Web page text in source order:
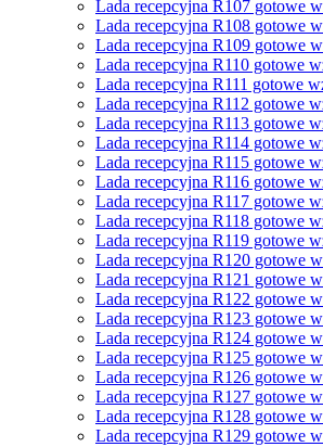
Lada recepcyjna R107 gotowe
Lada recepcyjna R108 gotowe
Lada recepcyjna R109 gotowe
Lada recepcyjna R110 gotowe
Lada recepcyjna R111 gotowe
Lada recepcyjna R112 gotowe
Lada recepcyjna R113 gotowe
Lada recepcyjna R114 gotowe
Lada recepcyjna R115 gotowe
Lada recepcyjna R116 gotowe
Lada recepcyjna R117 gotowe
Lada recepcyjna R118 gotowe
Lada recepcyjna R119 gotowe
Lada recepcyjna R120 gotowe
Lada recepcyjna R121 gotowe
Lada recepcyjna R122 gotowe
Lada recepcyjna R123 gotowe
Lada recepcyjna R124 gotowe
Lada recepcyjna R125 gotowe
Lada recepcyjna R126 gotowe
Lada recepcyjna R127 gotowe
Lada recepcyjna R128 gotowe
Lada recepcyjna R129 gotowe